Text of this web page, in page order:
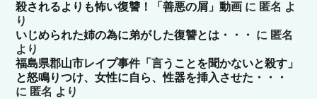
殺されるよりも怖い復讐！「善悪の屑」動画 に 匿名 よ
り
いじめられた姉の為に弟がした復讐とは・・・
に 匿名
より
福島県郡山市レイプ事件「言うことを聞かないと殺す」
と怒鳴りつけ、女性に自ら、性器を挿入させた・・・
に 匿名 より